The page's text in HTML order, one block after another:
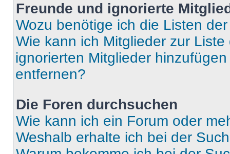
Freunde und ignorierte
Wozu benötige ich die Listen
Wie kann ich Mitglieder zur
ignorierten Mitglieder
entfernen?
Die Foren durchsuchen
Wie kann ich ein Forum oder
Weshalb erhalte ich bei der